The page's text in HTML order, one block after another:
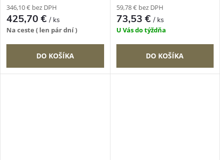
346,10 € bez DPH
425,70 €/ ks
Na ceste ( len pár dní )
DO KOŠÍKA
59,78 € bez DPH
73,53 €/ ks
U Vás do týždňa
DO KOŠÍKA